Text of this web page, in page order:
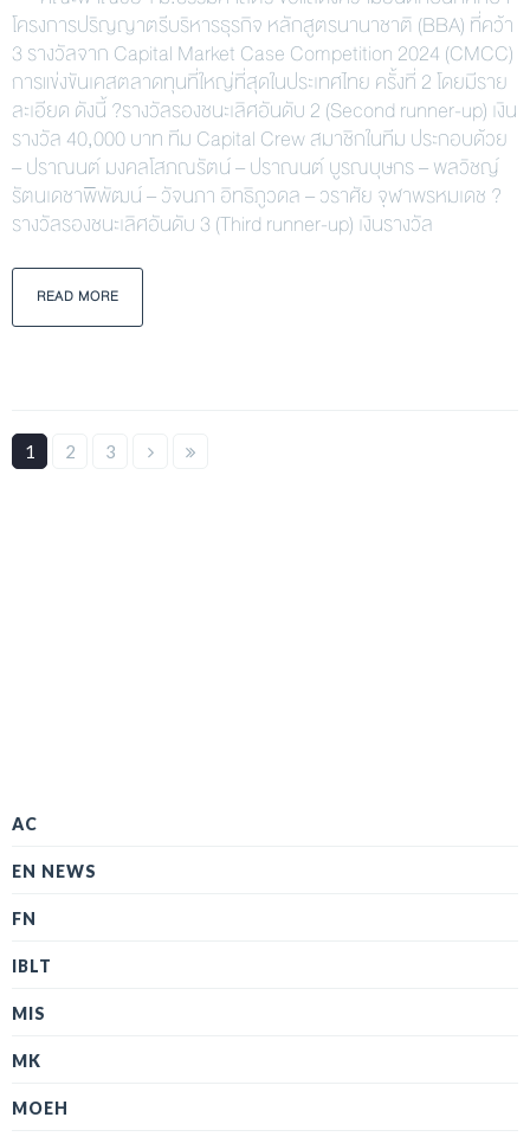
โครงการปริญญาตรีบริหารธุรกิจ หลักสูตรนานาชาติ (BBA) ที่คว้า
3 รางวัลจาก Capital Market Case Competition 2024 (CMCC)
การแข่งขันเคสตลาดทุนที่ใหญ่ที่สุดในประเทศไทย ครั้งที่ 2 โดยมีราย
ละเอียด ดังนี้ ?รางวัลรองชนะเลิศอันดับ 2 (Second runner-up) เงิน
รางวัล 40,000 บาท ทีม Capital Crew สมาชิกในทีม ประกอบด้วย
– ปราณนต์ มงคลโสภณรัตน์ – ปราณนต์ บูรณบุษกร – พลวิชญ์
รัตนเดชาพิพัฒน์ – วัจนภา อิทธิภูวดล – วราศัย จุฬาพรหมเดช ?
รางวัลรองชนะเลิศอันดับ 3 (Third runner-up) เงินรางวัล
READ MORE
1 2 3
AC
EN NEWS
FN
IBLT
MIS
MK
MOEH